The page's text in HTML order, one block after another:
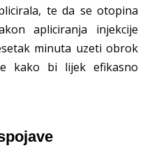
te da se otopina
apliciranja injekcije
minuta uzeti obrok
kako bi lijek efikasno